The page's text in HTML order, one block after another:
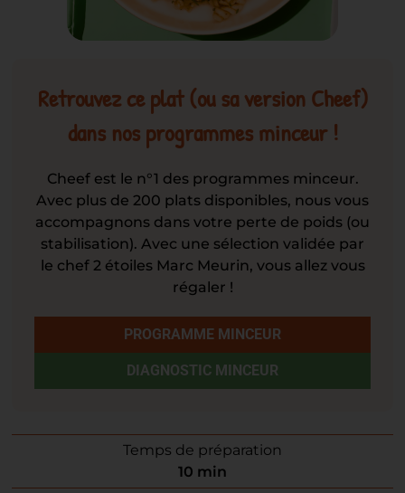
Retrouvez ce plat (ou sa version Cheef)
dans nos programmes minceur !
Cheef est le n°1 des programmes minceur.
Avec plus de 200 plats disponibles, nous vous
accompagnons dans votre perte de poids (ou
stabilisation). Avec une sélection validée par
le chef 2 étoiles Marc Meurin, vous allez vous
régaler !
PROGRAMME MINCEUR
DIAGNOSTIC MINCEUR
Temps de préparation
10 min